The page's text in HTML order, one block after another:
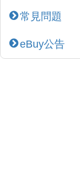
常見問題
eBuy公告